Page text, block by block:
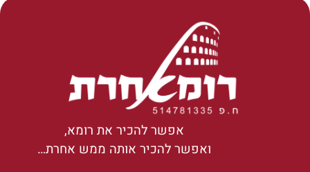
אפשר להכיר את רומא,
ואפשר להכיר אותה ממש אחרת…